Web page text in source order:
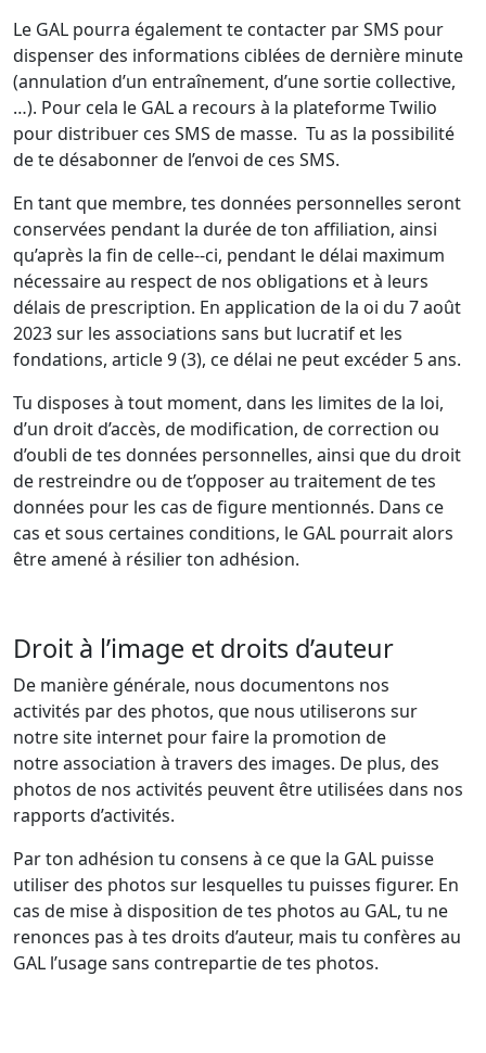
Le GAL pourra également te contacter par SMS pour
dispenser des informations ciblées de dernière minute
(annulation d’un entraînement, d’une sortie collective,
…). Pour cela le GAL a recours à la plateforme Twilio
pour distribuer ces SMS de masse. Tu as la possibilité
de te désabonner de l’envoi de ces SMS.
En tant que membre, tes données personnelles seront
conservées pendant la durée de ton affiliation, ainsi
qu’après la fin de celle-­‐ci, pendant le délai maximum
nécessaire au respect de nos obligations et à leurs
délais de prescription. En application de la oi du 7 août
2023 sur les associations sans but lucratif et les
fondations, article 9 (3), ce délai ne peut excéder 5 ans.
Tu disposes à tout moment, dans les limites de la loi,
d’un droit d’accès, de modification, de correction ou
d’oubli de tes données personnelles, ainsi que du droit
de restreindre ou de t’opposer au traitement de tes
données pour les cas de figure mentionnés. Dans ce
cas et sous certaines conditions, le GAL pourrait alors
être amené à résilier ton adhésion.
Droit à l’image et droits d’auteur
De manière générale, nous documentons nos
activités par des photos, que nous utiliserons sur
notre site internet pour faire la promotion de
notre association à travers des images. De plus, des
photos de nos activités peuvent être utilisées dans nos
rapports d’activités.
Par ton adhésion tu consens à ce que la GAL puisse
utiliser des photos sur lesquelles tu puisses figurer. En
cas de mise à disposition de tes photos au GAL, tu ne
renonces pas à tes droits d’auteur, mais tu confères au
GAL l’usage sans contrepartie de tes photos.